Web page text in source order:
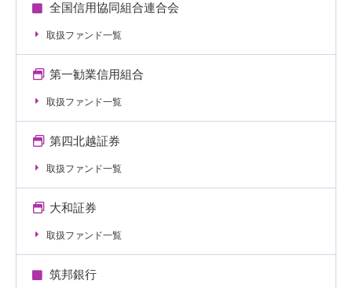
全国信用協同組合連合会
取扱ファンド一覧
第一勧業信用組合
取扱ファンド一覧
第四北越証券
取扱ファンド一覧
大和証券
取扱ファンド一覧
筑邦銀行